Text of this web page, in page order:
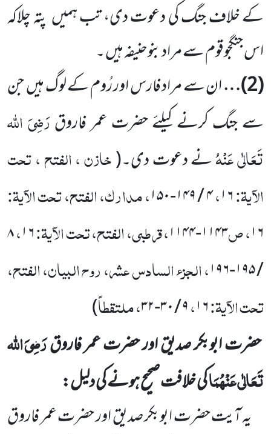
کے خلاف جنگ کی دعوت دی، تب ہمیں پتہ چلاکہ
اس جنگجوقوم سے مرادبنوحنیفہ ہیں ۔
(
2
)…ان سے مراد فارس اور رُوم کے لوگ ہیںجن
سے جنگ کرنے کیلئے حضرت عمر فاروقرَضِیَ اللہ
تَعَالٰی عَنْہُنےدعوت دی۔(خازن ، الفتح ، تحت
الآیۃ:۱۶،۴ / ۱۴۹-۱۵۰ ، مدارک، الفتح، تحت الآیۃ:
۱۶، ص۱۱۴۳-۱۱۴۴ ، قرطبی، الفتح، تحت الآیۃ:۱۶،۸
/ ۱۹۵-۱۹۶
، الجزء السادس عشر، روح البیان، الفتح،
تحت الآیۃ:۱۶،۹ / ۳۰-۳۲ ، ملتقطاً)
حضرت ابوبکر صدیق اور حضرت عمر فاروقرَضِیَ اللہ
تَعَالٰی عَنْہُمَاکی خلافت صحیح ہونے کی دلیل:
یہ آیت حضرت ابوبکر صدیق اور حضرت عمر فاروق